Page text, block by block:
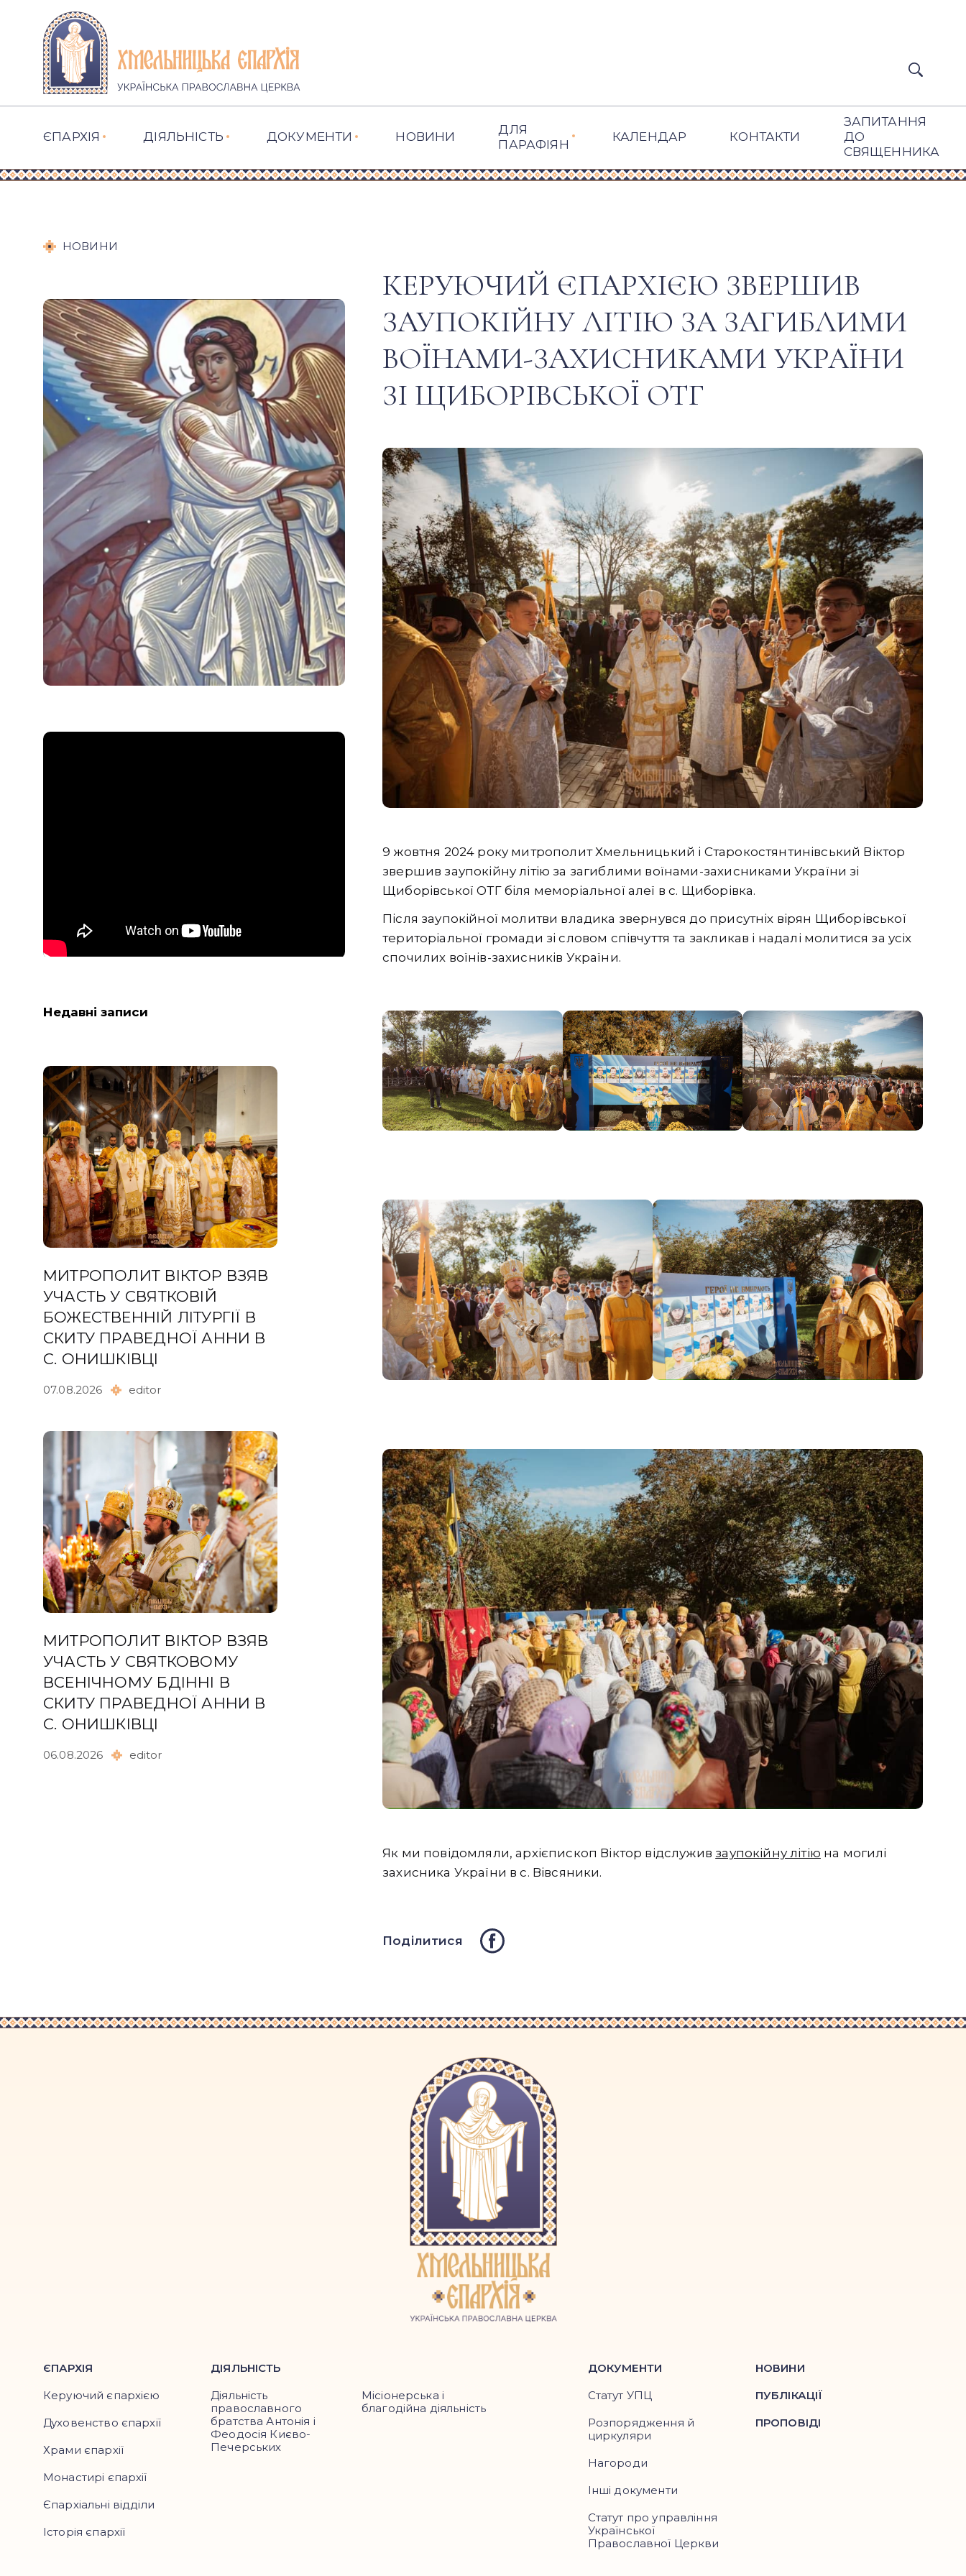
ЄПАРХІЯ ДІЯЛЬНІСТЬ ДОКУМЕНТИ НОВИНИ
ДЛЯ
ПАРАФІЯН
КАЛЕНДАР КОНТАКТИ
ЗАПИТАННЯ
ДО
СВЯЩЕННИКА
НОВИНИ
Недавні записи
МИТРОПОЛИТ ВІКТОР ВЗЯВ
УЧАСТЬ У СВЯТКОВІЙ
БОЖЕСТВЕННІЙ ЛІТУРГІЇ В
СКИТУ ПРАВЕДНОЇ АННИ В
С. ОНИШКІВЦІ
07.08.2026 editor
МИТРОПОЛИТ ВІКТОР ВЗЯВ
УЧАСТЬ У СВЯТКОВОМУ
ВСЕНІЧНОМУ БДІННІ В
СКИТУ ПРАВЕДНОЇ АННИ В
С. ОНИШКІВЦІ
06.08.2026 editor
КЕРУЮЧИЙ ЄПАРХІЄЮ ЗВЕРШИВ
ЗАУПОКІЙНУ ЛІТІЮ ЗА ЗАГИБЛИМИ
ВОЇНАМИ-ЗАХИСНИКАМИ УКРАЇНИ
ЗІ ЩИБОРІВСЬКОЇ ОТГ
9 жовтня 2024 року митрополит Хмельницький і Старокостянтинівський Віктор
звершив заупокійну літію за загиблими воїнами-захисниками України зі
Щиборівської ОТГ біля меморіальної алеї в с. Щиборівка.
Після заупокійної молитви владика звернувся до присутніх вірян Щиборівської
територіальної громади зі словом співчуття та закликав і надалі молитися за усіх
спочилих воїнів-захисників України.
Як ми повідомляли, архієпископ Віктор відслужив заупокійну літію на могилі
захисника України в с. Вівсяники.
Поділитися
ЄПАРХІЯ
Керуючий єпархією
Духовенство єпархії
Храми єпархії
Монастирі єпархії
Єпархіальні відділи
Історія єпархії
ДІЯЛЬНІСТЬ
Діяльність
православного
братства Антонія і
Феодосія Києво-
Печерських
Місіонерська і
благодійна діяльність
ДОКУМЕНТИ
Статут УПЦ
Розпорядження й
циркуляри
Нагороди
Інші документи
Статут про управління
Української
Православної Церкви
НОВИНИ
ПУБЛІКАЦІЇ
ПРОПОВІДІ